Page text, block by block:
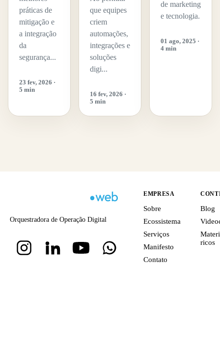
práticas de
mitigação e
a integração
da
segurança...
23 fev, 2026 ·
5 min
que equipes
criem
automações,
integrações e
soluções
digi...
16 fev, 2026 ·
5 min
de marketing
e tecnologia.
01 ago, 2025 ·
4 min
Orquestradora de Operação Digital
EMPRESA
Sobre
Ecossistema
Serviços
Manifesto
Contato
Blog
ricos